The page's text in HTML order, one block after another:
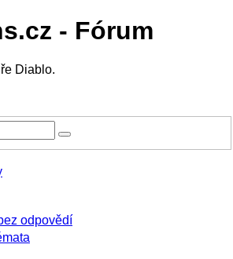
- Fórum
Diablo.
odpovědí